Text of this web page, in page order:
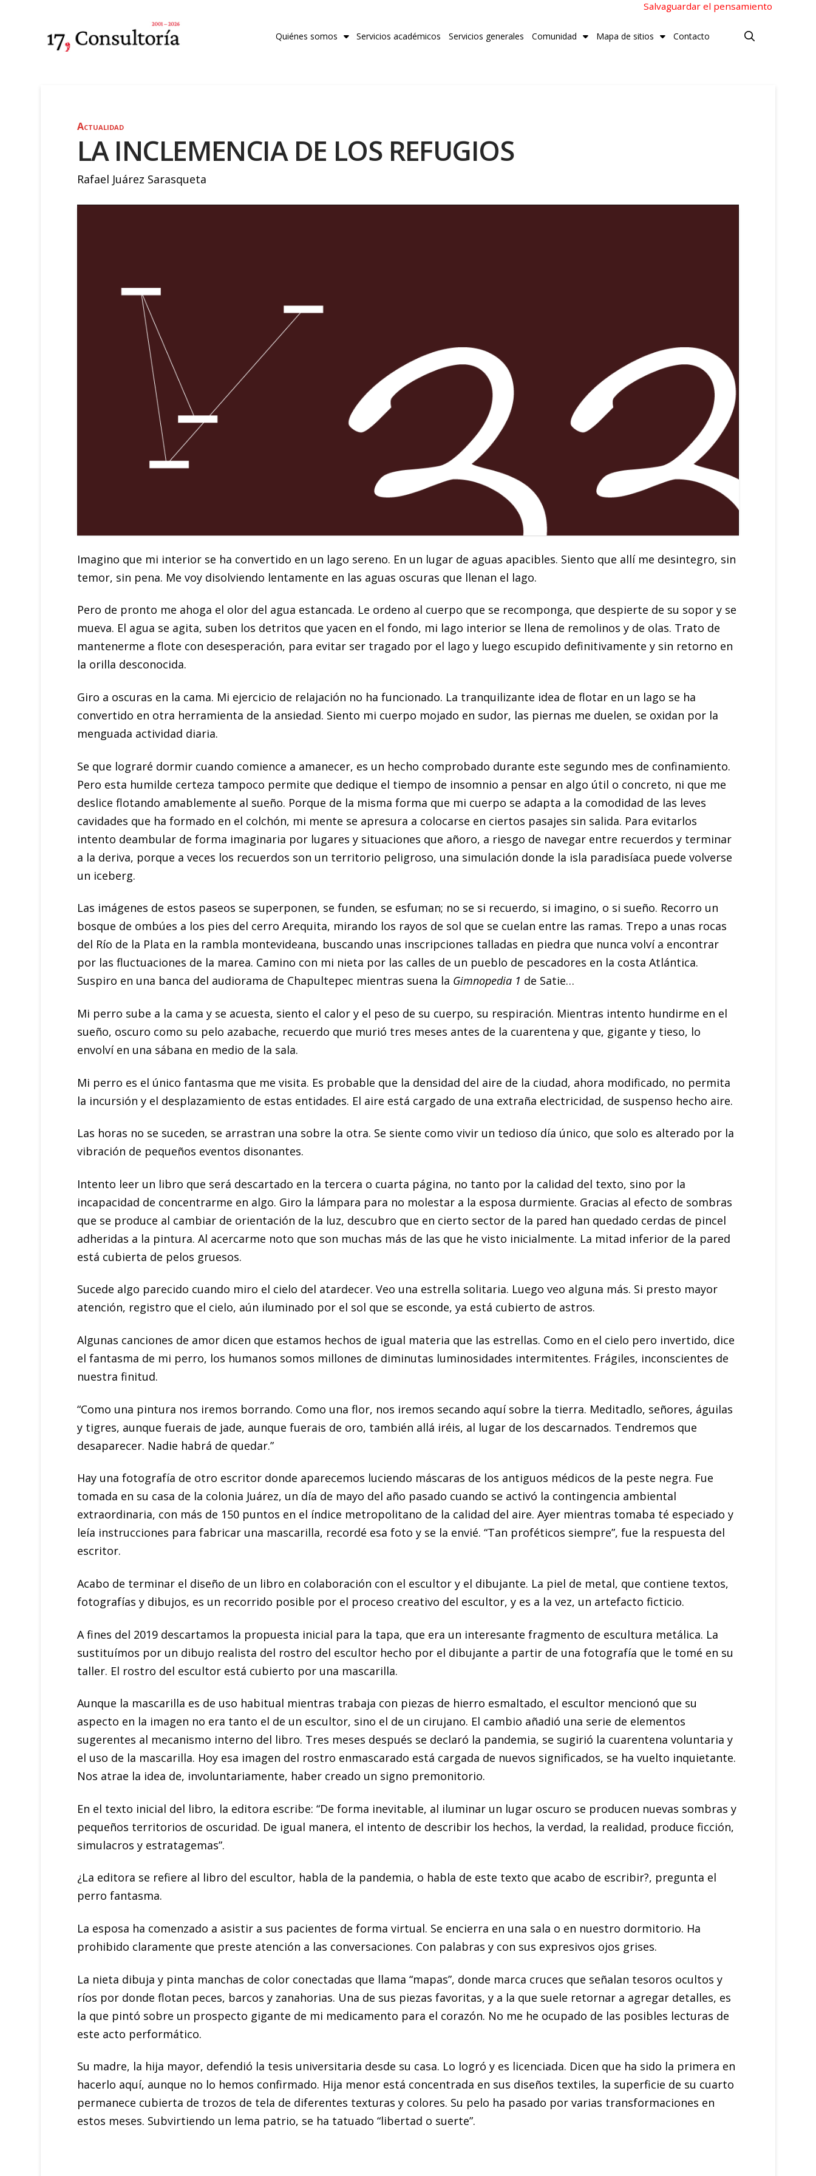
Salvaguardar el pensamiento
Quiénes somos Servicios académicos Servicios generales Comunidad Mapa de sitios Contacto
Actualidad
LA INCLEMENCIA DE LOS REFUGIOS
Rafael Juárez Sarasqueta
Imagino que mi interior se ha convertido en un lago sereno. En un lugar de aguas apacibles. Siento que allí me desintegro, sin
temor, sin pena. Me voy disolviendo lentamente en las aguas oscuras que llenan el lago.
Pero de pronto me ahoga el olor del agua estancada. Le ordeno al cuerpo que se recomponga, que despierte de su sopor y se
mueva. El agua se agita, suben los detritos que yacen en el fondo, mi lago interior se llena de remolinos y de olas. Trato de
mantenerme a flote con desesperación, para evitar ser tragado por el lago y luego escupido definitivamente y sin retorno en
la orilla desconocida.
Giro a oscuras en la cama. Mi ejercicio de relajación no ha funcionado. La tranquilizante idea de flotar en un lago se ha
convertido en otra herramienta de la ansiedad. Siento mi cuerpo mojado en sudor, las piernas me duelen, se oxidan por la
menguada actividad diaria.
Se que lograré dormir cuando comience a amanecer, es un hecho comprobado durante este segundo mes de confinamiento.
Pero esta humilde certeza tampoco permite que dedique el tiempo de insomnio a pensar en algo útil o concreto, ni que me
deslice flotando amablemente al sueño. Porque de la misma forma que mi cuerpo se adapta a la comodidad de las leves
cavidades que ha formado en el colchón, mi mente se apresura a colocarse en ciertos pasajes sin salida. Para evitarlos
intento deambular de forma imaginaria por lugares y situaciones que añoro, a riesgo de navegar entre recuerdos y terminar
a la deriva, porque a veces los recuerdos son un territorio peligroso, una simulación donde la isla paradisíaca puede volverse
un iceberg.
Las imágenes de estos paseos se superponen, se funden, se esfuman; no se si recuerdo, si imagino, o si sueño. Recorro un
bosque de ombúes a los pies del cerro Arequita, mirando los rayos de sol que se cuelan entre las ramas. Trepo a unas rocas
del Río de la Plata en la rambla montevideana, buscando unas inscripciones talladas en piedra que nunca volví a encontrar
por las fluctuaciones de la marea. Camino con mi nieta por las calles de un pueblo de pescadores en la costa Atlántica.
Suspiro en una banca del audiorama de Chapultepec mientras suena la Gimnopedia 1 de Satie…
Mi perro sube a la cama y se acuesta, siento el calor y el peso de su cuerpo, su respiración. Mientras intento hundirme en el
sueño, oscuro como su pelo azabache, recuerdo que murió tres meses antes de la cuarentena y que, gigante y tieso, lo
envolví en una sábana en medio de la sala.
Mi perro es el único fantasma que me visita. Es probable que la densidad del aire de la ciudad, ahora modificado, no permita
la incursión y el desplazamiento de estas entidades. El aire está cargado de una extraña electricidad, de suspenso hecho aire.
Las horas no se suceden, se arrastran una sobre la otra. Se siente como vivir un tedioso día único, que solo es alterado por la
vibración de pequeños eventos disonantes.
Intento leer un libro que será descartado en la tercera o cuarta página, no tanto por la calidad del texto, sino por la
incapacidad de concentrarme en algo. Giro la lámpara para no molestar a la esposa durmiente. Gracias al efecto de sombras
que se produce al cambiar de orientación de la luz, descubro que en cierto sector de la pared han quedado cerdas de pincel
adheridas a la pintura. Al acercarme noto que son muchas más de las que he visto inicialmente. La mitad inferior de la pared
está cubierta de pelos gruesos.
Sucede algo parecido cuando miro el cielo del atardecer. Veo una estrella solitaria. Luego veo alguna más. Si presto mayor
atención, registro que el cielo, aún iluminado por el sol que se esconde, ya está cubierto de astros.
Algunas canciones de amor dicen que estamos hechos de igual materia que las estrellas. Como en el cielo pero invertido, dice
el fantasma de mi perro, los humanos somos millones de diminutas luminosidades intermitentes. Frágiles, inconscientes de
nuestra finitud.
“Como una pintura nos iremos borrando. Como una flor, nos iremos secando aquí sobre la tierra. Meditadlo, señores, águilas
y tigres, aunque fuerais de jade, aunque fuerais de oro, también allá iréis, al lugar de los descarnados. Tendremos que
desaparecer. Nadie habrá de quedar.”
Hay una fotografía de otro escritor donde aparecemos luciendo máscaras de los antiguos médicos de la peste negra. Fue
tomada en su casa de la colonia Juárez, un día de mayo del año pasado cuando se activó la contingencia ambiental
extraordinaria, con más de 150 puntos en el índice metropolitano de la calidad del aire. Ayer mientras tomaba té especiado y
leía instrucciones para fabricar una mascarilla, recordé esa foto y se la envié. “Tan proféticos siempre”, fue la respuesta del
escritor.
Acabo de terminar el diseño de un libro en colaboración con el escultor y el dibujante. La piel de metal, que contiene textos,
fotografías y dibujos, es un recorrido posible por el proceso creativo del escultor, y es a la vez, un artefacto ficticio.
A fines del 2019 descartamos la propuesta inicial para la tapa, que era un interesante fragmento de escultura metálica. La
sustituímos por un dibujo realista del rostro del escultor hecho por el dibujante a partir de una fotografía que le tomé en su
taller. El rostro del escultor está cubierto por una mascarilla.
Aunque la mascarilla es de uso habitual mientras trabaja con piezas de hierro esmaltado, el escultor mencionó que su
aspecto en la imagen no era tanto el de un escultor, sino el de un cirujano. El cambio añadió una serie de elementos
sugerentes al mecanismo interno del libro. Tres meses después se declaró la pandemia, se sugirió la cuarentena voluntaria y
el uso de la mascarilla. Hoy esa imagen del rostro enmascarado está cargada de nuevos significados, se ha vuelto inquietante.
Nos atrae la idea de, involuntariamente, haber creado un signo premonitorio.
En el texto inicial del libro, la editora escribe: “De forma inevitable, al iluminar un lugar oscuro se producen nuevas sombras y
pequeños territorios de oscuridad. De igual manera, el intento de describir los hechos, la verdad, la realidad, produce ficción,
simulacros y estratagemas”.
¿La editora se refiere al libro del escultor, habla de la pandemia, o habla de este texto que acabo de escribir?, pregunta el
perro fantasma.
La esposa ha comenzado a asistir a sus pacientes de forma virtual. Se encierra en una sala o en nuestro dormitorio. Ha
prohibido claramente que preste atención a las conversaciones. Con palabras y con sus expresivos ojos grises.
La nieta dibuja y pinta manchas de color conectadas que llama “mapas”, donde marca cruces que señalan tesoros ocultos y
ríos por donde flotan peces, barcos y zanahorias. Una de sus piezas favoritas, y a la que suele retornar a agregar detalles, es
la que pintó sobre un prospecto gigante de mi medicamento para el corazón. No me he ocupado de las posibles lecturas de
este acto performático.
Su madre, la hija mayor, defendió la tesis universitaria desde su casa. Lo logró y es licenciada. Dicen que ha sido la primera en
hacerlo aquí, aunque no lo hemos confirmado. Hija menor está concentrada en sus diseños textiles, la superficie de su cuarto
permanece cubierta de trozos de tela de diferentes texturas y colores. Su pelo ha pasado por varias transformaciones en
estos meses. Subvirtiendo un lema patrio, se ha tatuado “libertad o suerte”.